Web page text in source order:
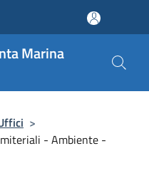
Marina
>
- Ambiente -